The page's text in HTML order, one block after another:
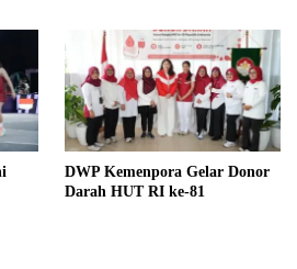
DWP Kemenpora Gelar Donor
Darah HUT RI ke-81